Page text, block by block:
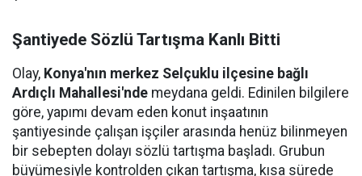
Şantiyede Sözlü Tartışma Kanlı Bitti
Olay, Konya'nın merkez Selçuklu ilçesine bağlı
Ardıçlı Mahallesi'nde meydana geldi. Edinilen bilgilere
göre, yapımı devam eden konut inşaatının
şantiyesinde çalışan işçiler arasında henüz bilinmeyen
bir sebepten dolayı sözlü tartışma başladı. Grubun
büyümesiyle kontrolden çıkan tartışma, kısa sürede